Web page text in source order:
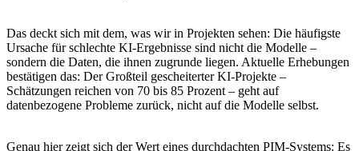
Das deckt sich mit dem, was wir in Projekten sehen: Die häufigste
Ursache für schlechte KI-Ergebnisse sind nicht die Modelle –
sondern die Daten, die ihnen zugrunde liegen. Aktuelle Erhebungen
bestätigen das: Der Großteil gescheiterter KI-Projekte –
Schätzungen reichen von 70 bis 85 Prozent – geht auf
datenbezogene Probleme zurück, nicht auf die Modelle selbst.
Genau hier zeigt sich der Wert eines durchdachten PIM-Systems: Es